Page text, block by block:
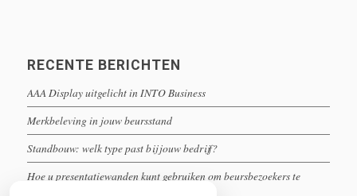
RECENTE BERICHTEN
AAA Display uitgelicht in INTO Business
Merkbeleving in jouw beursstand
Standbouw: welk type past bij jouw bedrijf?
Hoe u presentatiewanden kunt gebruiken om beursbezoekers te